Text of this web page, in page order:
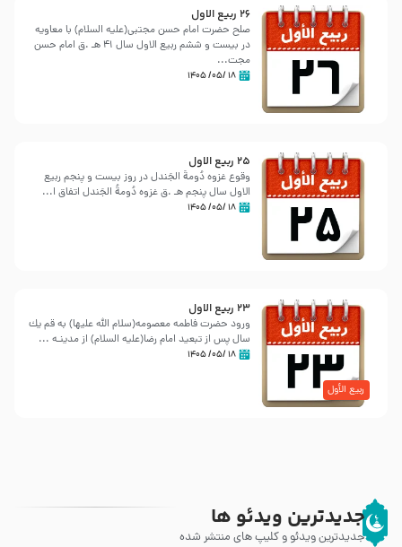
26 ربيع الاول
صلح حضرت امام حسن مجتبی(علیه السلام) با معاویه
در بیست و ششم ربیع الاول سال 41 هـ .ق امام حسن
مجت...
۱۸ /۰۵/ ۱۴۰۵
25 ربيع الاول
وقوع غزوه دُومةُ الجَندل در روز بیست و پنجم ربیع
الاول سال پنجم هـ .ق غزوه دُومةُ الجَندل اتفاق ا...
۱۸ /۰۵/ ۱۴۰۵
ربیع الأول
23 ربيع الاول
ورود حضرت فاطمه معصومه(سلام الله علیها) به قم یك
سال پس از تبعید امام رضا(علیه السلام) از مدینـه ...
۱۸ /۰۵/ ۱۴۰۵
جدیدترین ویدئو ها
جدیدترین ویدئو و کلیپ های منتشر شده